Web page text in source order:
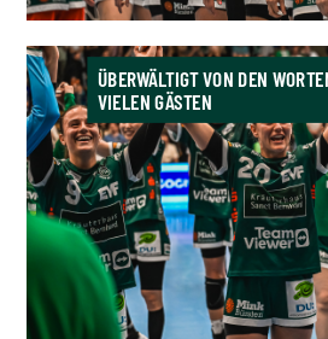
ÜBERWÄLTIGT VON DEN
VIELEN GÄSTEN